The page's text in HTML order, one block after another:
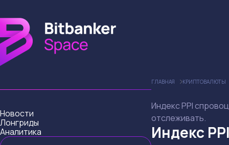
Новости
Лонгриды
Аналитика
ГЛАВНАЯ КРИПТОВАЛЮТЫ
Индекс PPI
отслеживать.
Индекс